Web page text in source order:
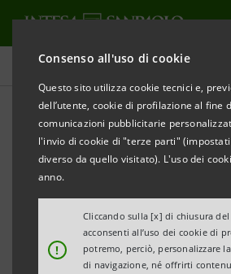
Consenso all'uso di cookie
Questo sito utilizza cookie tecnici e,
dell’utente, cookie di profilazione al fine
comunicazioni pubblicitarie
l'invio di cookie di "terze parti"
diverso da quello visitato). L'uso dei
anno.
!
Cliccando sulla [x] di chiusura
acconsenti all’uso dei cookie di
potremo, perciò, personalizzare
di navigazione, né offrirti
Tutte le news
Intesa Sanpaolo
Australia con la
di Sydney